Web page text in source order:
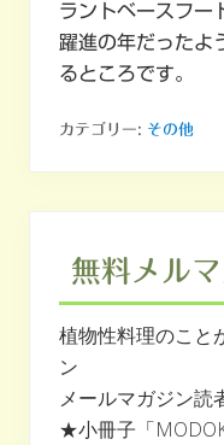
ラントベースフー
躍進の年だったよ
るところです。
カテゴリー: その他
無料メル
植物性料理のこと
ン
メールマガジン読
★小冊子「